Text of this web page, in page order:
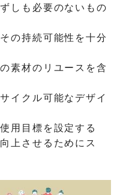
しも必要のないもの
の持続可能性を十分
素材のリユースを含
イクル可能なデザイ
用目標を設定する
上させるためにス